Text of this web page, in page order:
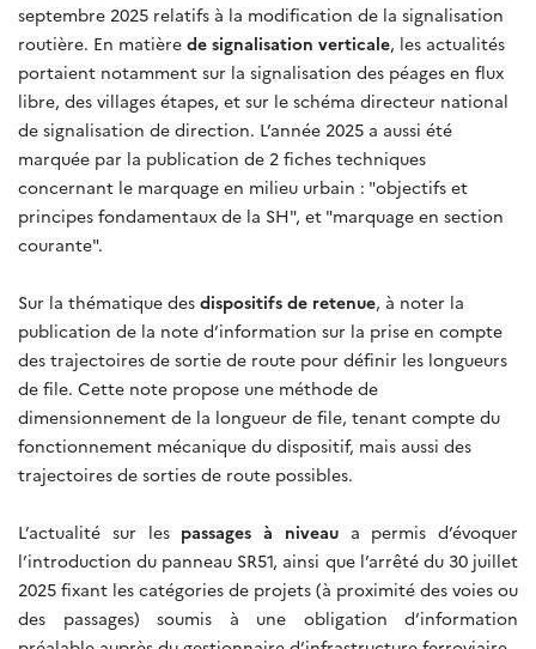
septembre 2025 relatifs à la modification de la signalisation
routière. En matière de signalisation verticale, les actualités
portaient notamment sur la signalisation des péages en flux
libre, des villages étapes, et sur le schéma directeur national
de signalisation de direction. L’année 2025 a aussi été
marquée par la publication de 2 fiches techniques
concernant le marquage en milieu urbain : "objectifs et
principes fondamentaux de la SH", et "marquage en section
courante".
Sur la thématique des dispositifs de retenue, à noter la
publication de la note d’information sur la prise en compte
des trajectoires de sortie de route pour définir les longueurs
de file. Cette note propose une méthode de
dimensionnement de la longueur de file, tenant compte du
fonctionnement mécanique du dispositif, mais aussi des
trajectoires de sorties de route possibles.
L’actualité sur les passages à niveaua permis d’évoquer
l’introduction du panneau SR51, ainsi que l’arrêté du 30 juillet
2025 fixant les catégories de projets (à proximité des voies ou
des passages) soumis à une obligation d’information